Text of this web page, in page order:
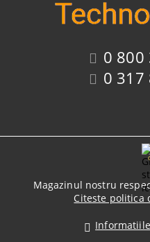
0 800
0 317
Magazinul nostru
Citeste politica